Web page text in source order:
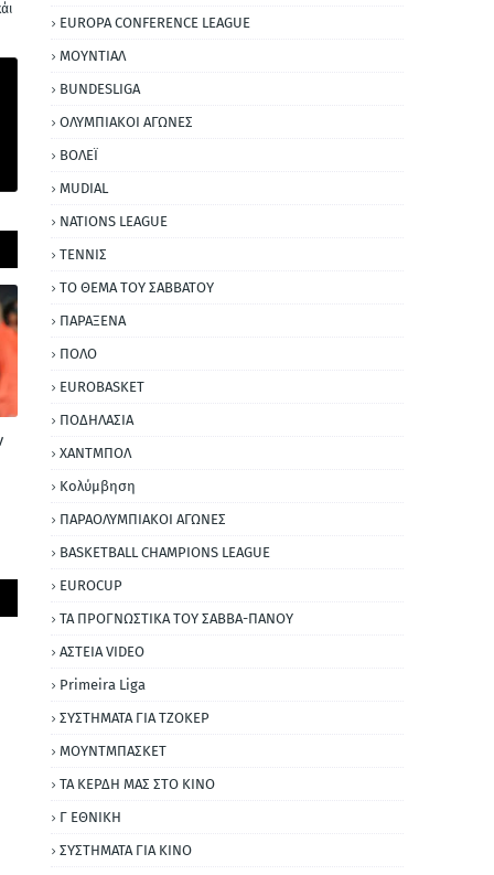
EUROPA CONFERENCE LEAGUE
ΜΟΥΝΤΙΑΛ
BUNDESLIGA
ΟΛΥΜΠΙΑΚΟΙ ΑΓΩΝΕΣ
ΒΟΛΕΪ
MUDIAL
NATIONS LEAGUE
ΤΕΝΝΙΣ
ΤΟ ΘΕΜΑ ΤΟΥ ΣΑΒΒΑΤΟΥ
ΠΑΡΑΞΕΝΑ
ΠΟΛΟ
EUROBASKET
ΠΟΔΗΛΑΣΙΑ
ΧΑΝΤΜΠΟΛ
Κολύμβηση
ΠΑΡΑΟΛΥΜΠΙΑΚΟΙ ΑΓΩΝΕΣ
BASKETBALL CHAMPIONS LEAGUE
EUROCUP
ΤΑ ΠΡΟΓΝΩΣΤΙΚΑ ΤΟΥ ΣΑΒΒΑ-ΠΑΝΟΥ
ΑΣΤΕΙΑ VIDEO
Primeira Liga
ΣΥΣΤΗΜΑΤΑ ΓΙΑ ΤΖΟΚΕΡ
ΜΟΥΝΤΜΠΑΣΚΕΤ
ΤΑ ΚΕΡΔΗ ΜΑΣ ΣΤΟ ΚΙΝΟ
Γ ΕΘΝΙΚΗ
ΣΥΣΤΗΜΑΤΑ ΓΙΑ ΚΙΝΟ